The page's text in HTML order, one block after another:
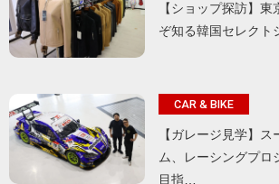
【ショップ探訪】
ぞ知る韓国セレクト
CAR & BIKE
【ガレージ見学】
ム、レーシングプロ
目指…